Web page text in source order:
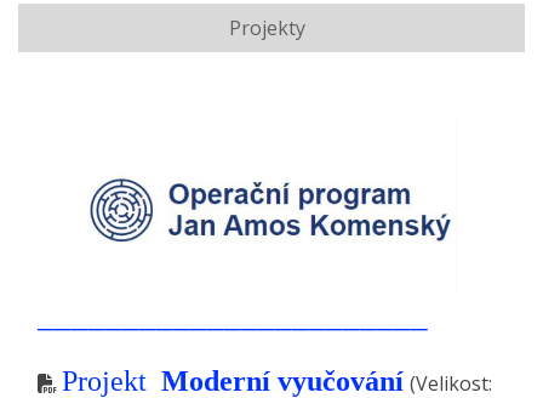
Projekty
Projekt Moderní vyučování (Velikost: